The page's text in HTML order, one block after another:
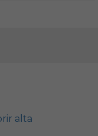
alta